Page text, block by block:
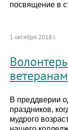
посвящение в
1 октября 2018 г.
В преддверии
праздников,
мудрого